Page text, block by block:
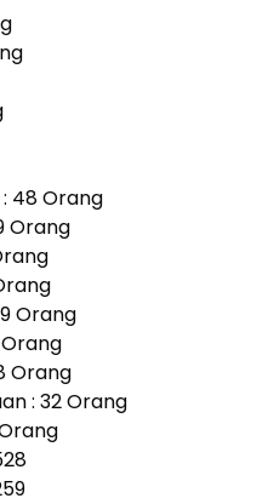
48 Orang
Orang
Orang
Orang
: 32 Orang